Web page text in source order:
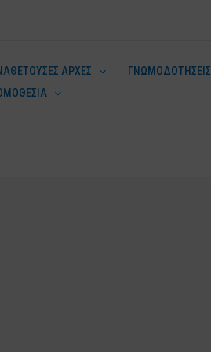
ΑΡΧΕΣ ΓΝΩΜΟΔΟΤΗΣΕΙΣ